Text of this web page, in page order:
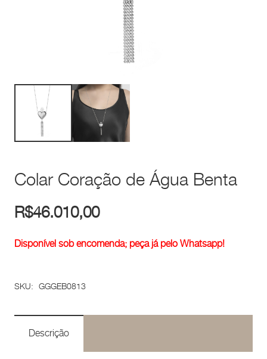
Colar Coração de Água Benta
R$46.010,00
Disponível sob encomenda; peça já pelo Whatsapp!
SKU: GGGEB0813
Descrição